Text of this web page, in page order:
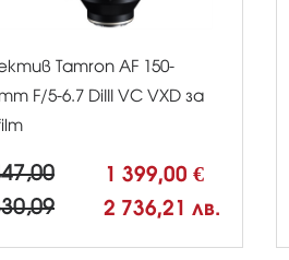
Tamron AF 150-
F/5-6.7 DiIII VC VXD за
1 399,00 €
2 736,21 лв.